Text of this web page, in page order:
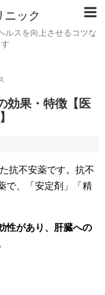
ニック
ルスを向上させるコツな
効果・特徴【医
抗不安薬です。抗不
で、「安定剤」「精
性があり、肝臓への